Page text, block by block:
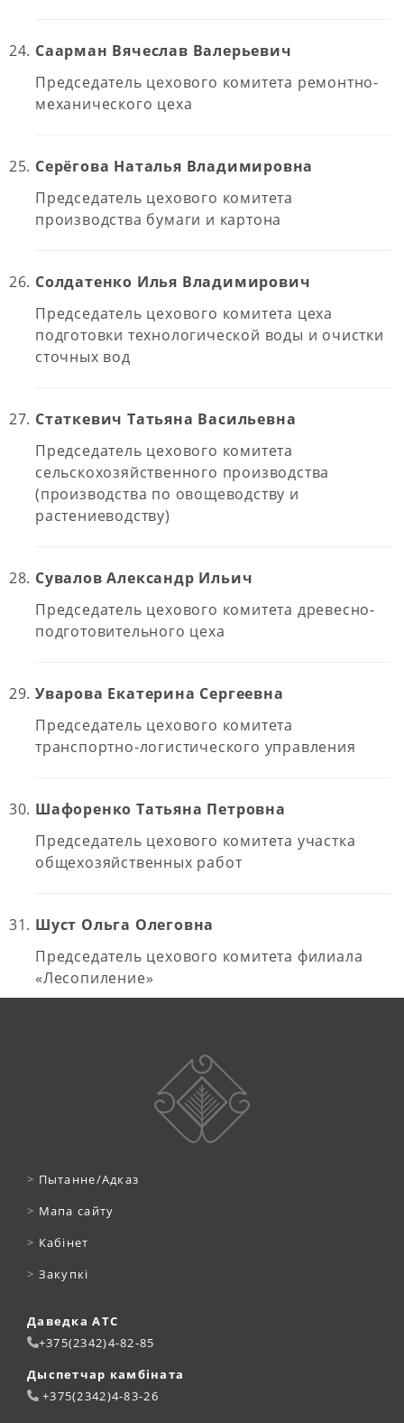
Саарман Вячеслав Валерьевич
Председатель цехового комитета ремонтно-
механического цеха
Серёгова Наталья Владимировна
Председатель цехового комитета
производства бумаги и картона
Солдатенко Илья Владимирович
Председатель цехового комитета цеха
подготовки технологической воды и очистки
сточных вод
Статкевич Татьяна Васильевна
Председатель цехового комитета
сельскохозяйственного производства
(производства по овощеводству и
растениеводству)
Сувалов Александр Ильич
Председатель цехового комитета древесно-
подготовительного цеха
Уварова Екатерина Сергеевна
Председатель цехового комитета
транспортно-логистического управления
Шафоренко Татьяна Петровна
Председатель цехового комитета участка
общехозяйственных работ
Шуст Ольга Олеговна
Председатель цехового комитета филиала
«Лесопиление»
> Пытанне/Адказ
> Мапа сайту
> Кабінет
> Закупкі
Даведка АТС
+375(2342)4-82-85
Дыспетчар камбіната
+375(2342)4-83-26